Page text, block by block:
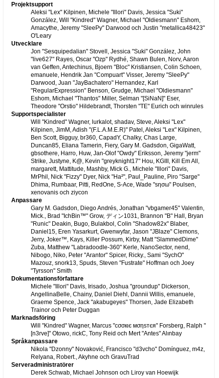
Projektsupport
Aleksi "Lex" Kilpinen, Michele "Illori" Davis, Jessica "Suki"
González, Will "Kindred" Wagner, Michael "Oldiesmann" Eshom,
Amacythe, Jeremy "SleePy" Darwood och Justin "metallica48423"
O'Leary
Utvecklare
Jon "Sesquipedalian" Stovell, Jessica "Suki" González, John
"live627" Rayes, Oscar "Ozp" Rydhé, Shawn Bulen, Norv, Aaron
van Geffen, Antechinus, Bjoern "Bloc" Kristiansen, Colin Schoen,
emanuele, Hendrik Jan "Compuart" Visser, Jeremy "SleePy"
Darwood, Juan "JayBachatero" Hernandez, Karl
"RegularExpression" Benson, Grudge, Michael "Oldiesmann"
Eshom, Michael "Thantos" Miller, Selman "[SiNaN]" Eser,
Theodore "Orstio" Hildebrandt, Thorsten "TE" Eurich och winrules
Supportspecialister
Will "Kindred" Wagner, lurkalot, shadav, Steve, Aleksi "Lex"
Kilpinen, JimM, Adish "(F.L.A.M.E.R)" Patel, Aleksi "Lex" Kilpinen,
Ben Scott, Bigguy, br360, CapadY, Chalky, Chas Large,
Duncan85, Eliana Tamerin, Fiery, Gary M. Gadsdon, GigaWatt,
gbsothere, Harro, Huw, Jan-Olof "Owdy" Eriksson, Jeremy "jerm"
Strike, Justyne, K@, Kevin "greyknight17" Hou, KGIII, Kill Em All,
margarett, Mattitude, Mashby, Mick G., Michele "Illori" Davis,
MrPhil, Nick "Fizzy" Dyer, Nick "Ha²", Paul_Pauline, Piro "Sarge"
Dhima, Rumbaar, Pitti, RedOne, S-Ace, Wade "sησω" Poulsen,
xenovanis och ziycon
Anpassare
Gary M. Gadsdon, Diego Andrés, Jonathan "vbgamer45" Valentin,
Mick., Brad "IchBin™" Grow, ディン1031, Brannon "B" Hall, Bryan
"Runic" Deakin, Bugo, Bulakbol, Colin "Shadow82x" Blaber,
Daniel15, Eren Yasarkurt, Gwenwyfar, Jason "JBlaze" Clemons,
Jerry, Joker™, Kays, Killer Possum, Kirby, Matt "SlammedDime"
Zuba, Matthew "Labradoodle-360" Kerle, NanoSector, nend,
Nibogo, Niko, Peter "Arantor" Spicer, Ricky., Sami "SychO"
Mazouz, snork13, Spuds, Steven "Fustrate" Hoffman och Joey
"Tyrsson" Smith
Dokumentationsförfattare
Michele "Illori" Davis, Irisado, Joshua "groundup" Dickerson,
AngellinaBelle, Chainy, Daniel Diehl, Dannii Willis, emanuele,
Graeme Spence, Jack "akabugeyes" Thorsen, Jade Elizabeth
Trainor och Peter Duggan
Marknadsföring
Will "Kindred" Wagner, Marcus "cσσкιє мσηѕтєя" Forsberg, Ralph "
[n3rve]" Otowo, rickC, Tony Reid och Mert "Antes" Alınbay
Språkanpassare
Nikola "Dzonny" Novaković, Francisco "d3vcho" Domínguez, m4z,
Relyana, Robert., Akyhne och GravuTrad
Serveradministratörer
Derek Schwab, Michael Johnson och Liroy van Hoewijk